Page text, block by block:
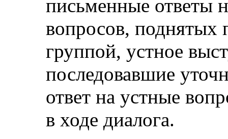
письменные ответы
вопросов, поднятых
группой, устное
последовавшие
ответ на устные
в ходе диалога.